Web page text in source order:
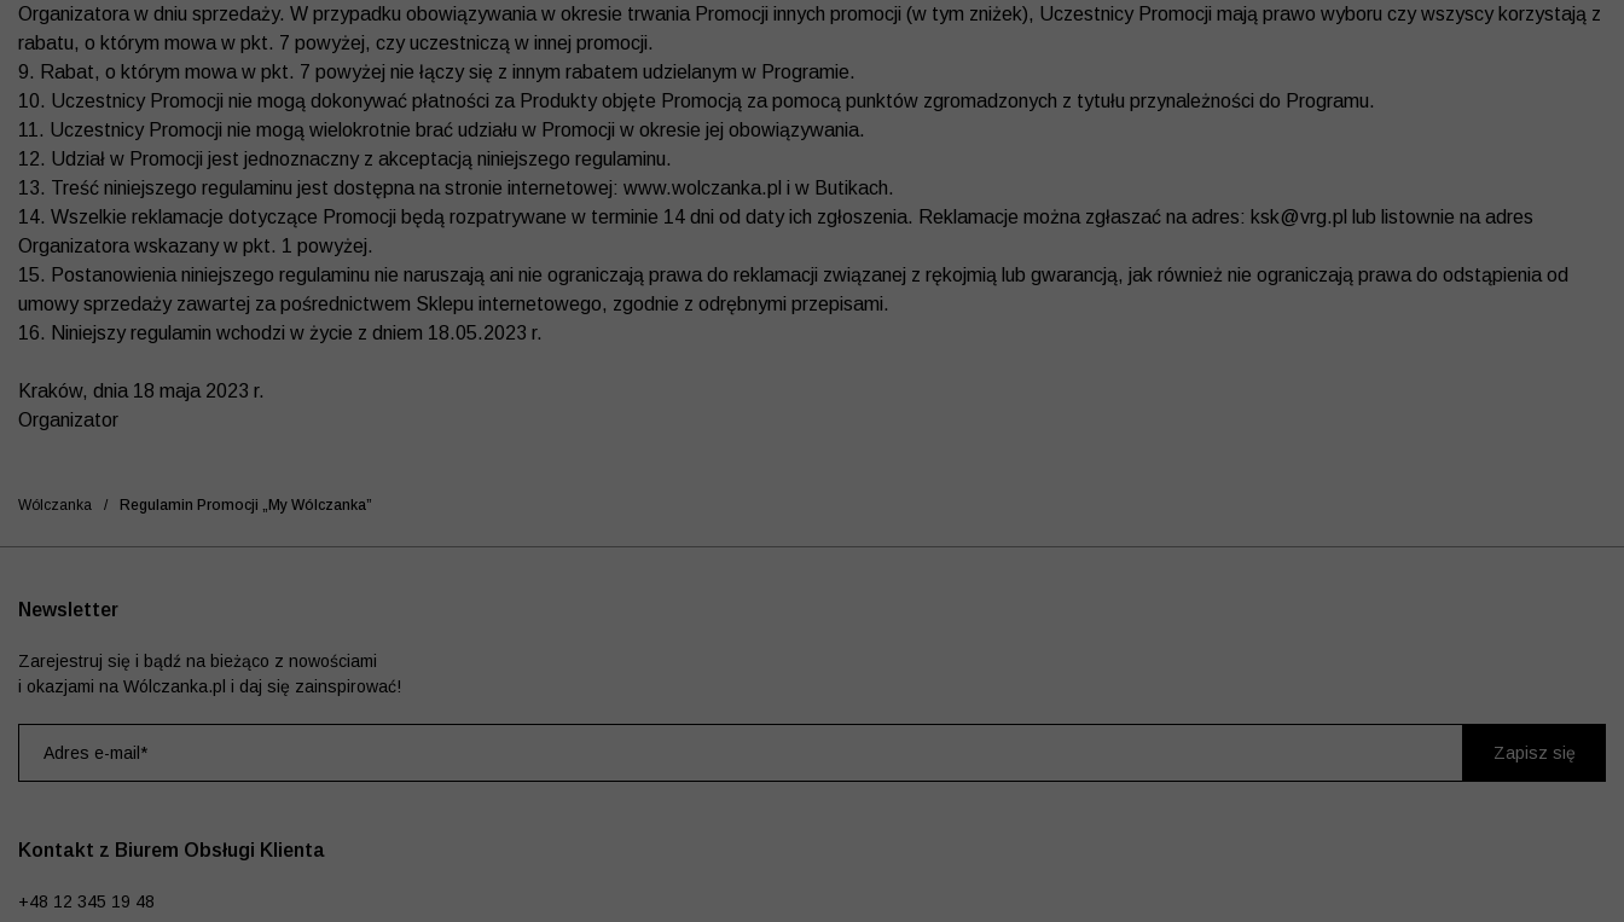
Organizatora w dniu sprzedaży. W przypadku obowiązywania w okresie trwania Promocji innych promocji (w tym zniżek), Uczestnicy Promocji mają prawo wyboru czy wszyscy korzystają z
rabatu, o którym mowa w pkt. 7 powyżej, czy uczestniczą w innej promocji.
9. Rabat, o którym mowa w pkt. 7 powyżej nie łączy się z innym rabatem udzielanym w Programie.
10. Uczestnicy Promocji nie mogą dokonywać płatności za Produkty objęte Promocją za pomocą punktów zgromadzonych z tytułu przynależności do Programu.
11. Uczestnicy Promocji nie mogą wielokrotnie brać udziału w Promocji w okresie jej obowiązywania.
12. Udział w Promocji jest jednoznaczny z akceptacją niniejszego regulaminu.
13. Treść niniejszego regulaminu jest dostępna na stronie internetowej: www.wolczanka.pl i w Butikach.
14. Wszelkie reklamacje dotyczące Promocji będą rozpatrywane w terminie 14 dni od daty ich zgłoszenia. Reklamacje można zgłaszać na adres: ksk@vrg.pl lub listownie na adres
Organizatora wskazany w pkt. 1 powyżej.
15. Postanowienia niniejszego regulaminu nie naruszają ani nie ograniczają prawa do reklamacji związanej z rękojmią lub gwarancją, jak również nie ograniczają prawa do odstąpienia od
umowy sprzedaży zawartej za pośrednictwem Sklepu internetowego, zgodnie z odrębnymi przepisami.
16. Niniejszy regulamin wchodzi w życie z dniem 18.05.2023 r.
Kraków, dnia 18 maja 2023 r.
Organizator
Wólczanka / Regulamin Promocji „my Wólczanka”
Kontakt z Biurem Obsługi Klienta
+48 12 345 19 48
Newsletter
Zarejestruj się i bądź na bieżąco z nowościami
i okazjami na Wólczanka.pl i daj się zainspirować!